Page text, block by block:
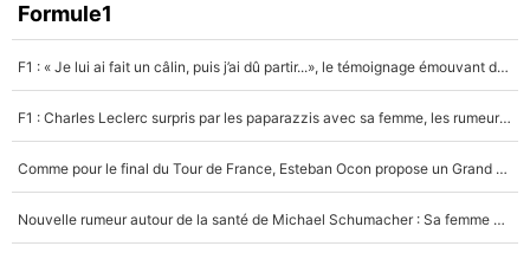
Formule1
F1 : « Je lui ai fait un câlin, puis j’ai dû partir...», le témoignage émouvant de Max Verstappen sur sa fille
F1 : Charles Leclerc surpris par les paparazzis avec sa femme, les rumeurs étaient vraies !
Comme pour le final du Tour de France, Esteban Ocon propose un Grand Prix de Formule 1 à Paris : «Autour de l’Arc de Triomphe, ce serait génial» !
Nouvelle rumeur autour de la santé de Michael Schumacher : Sa femme Corinna sort du silence